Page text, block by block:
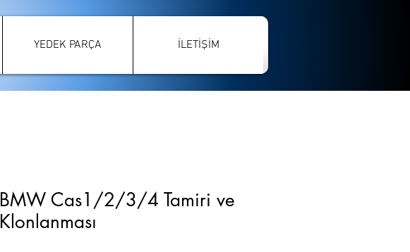
YEDEK PARÇA İLETİŞİM
BMW Cas1/2/3/4 Tamiri ve
Klonlanması